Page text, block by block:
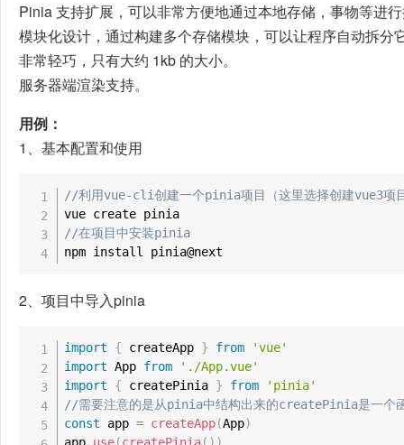
Pinia 支持扩展，可以非常方便地通过本地存储，事物等进
模块化设计，通过构建多个存储模块，可以让程序自动拆分
非常轻巧，只有大约 1kb 的大小。
服务器端渲染支持。
用例：
1、基本配置和使用
//利用vue-cli创建一个pinia项目（这里选择创建vue3项
//在项目中安装pinia
2、项目中导入pinia
import { createApp } from
'vue'
import App from
'./App.vue'
import
{ createPinia } from
'pinia'
//需要注意的是从pinia中结构出来的createPinia是一个
const app = createApp(App)